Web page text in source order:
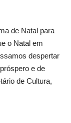
de Natal para
o Natal em
despertar
e de
de Cultura,